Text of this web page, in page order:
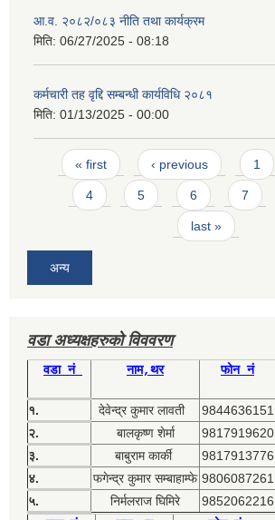
आ.व. २०८२/०८३ नीति तथा कार्यक्रम
मिति: 06/27/2025 - 08:18
कर्मचारी तह वृद्दि सम्बन्धी कार्यविधि २०८१
मिति: 01/13/2025 - 00:00
Pages
« first ‹ previous 1
4 5 6 7
last »
अन्य
वडा अध्यक्षहरुको विववरण
वडा नं नाम,थर फोन नं
१. देवेन्द्र कुमार लावती
9844636151
२.
बालकृष्ण शेर्मा
9817919620
३.
बाबुराम कार्की
9817913776
४.
फगेन्द्र कुमार सम्बाहाम्फे 9806087261
५.
निर्मलराज घिमिरे 9852062216